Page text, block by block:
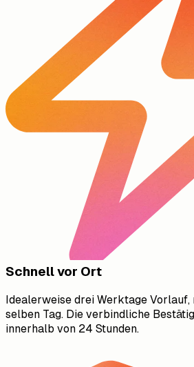
Schnell vor Ort
Idealerweise drei Werktage
selben Tag. Die verbindliche
innerhalb von 24 Stunden.